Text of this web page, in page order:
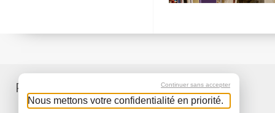
Produits Services
Continuer sans accepter
Nous mettons votre confidentialité en priorité.